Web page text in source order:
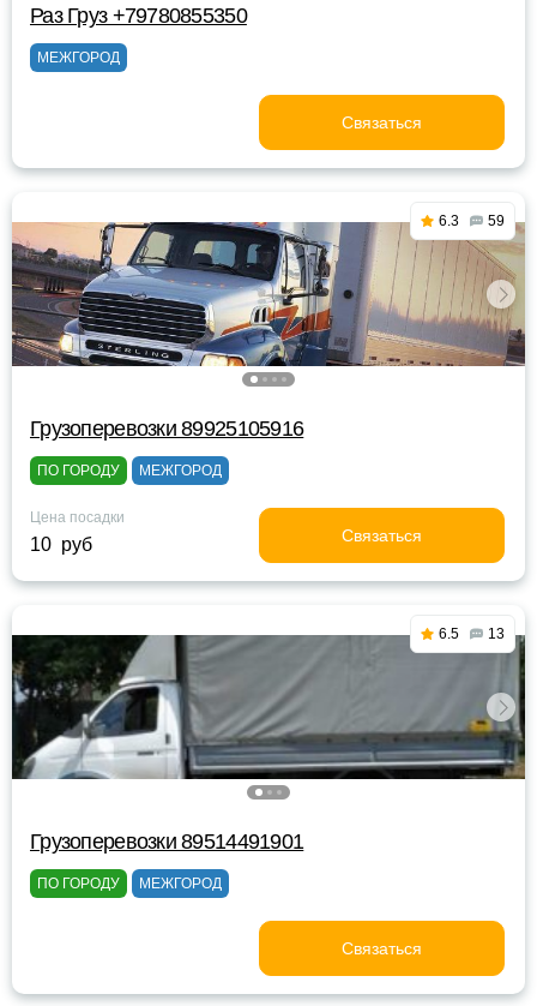
Раз Груз +79780855350
МЕЖГОРОД
Связаться
6.3 59
Грузоперевозки 89925105916
ПО ГОРОДУ МЕЖГОРОД
Цена посадки
10 руб Связаться
6.5 13
Грузоперевозки 89514491901
ПО ГОРОДУ МЕЖГОРОД
Связаться